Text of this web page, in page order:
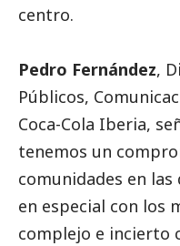
centro.
Pedro Fernández,
Públicos,
Coca-Cola Iberia,
tenemos un
comunidades en
en especial con los
complejo e incierto